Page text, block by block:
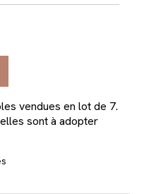
vendues en lot de 7.
sont à adopter